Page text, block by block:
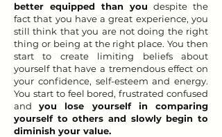
better equipped than you despite the
fact that you have a great experience, you
still think that you are not doing the right
thing or being at the right place. You then
start to create limiting beliefs about
yourself that have a tremendous effect on
your confidence, self-esteem and energy.
You start to feel bored, frustrated confused
andyou lose yourself in comparing
yourself to others and slowly begin to
diminish your value.